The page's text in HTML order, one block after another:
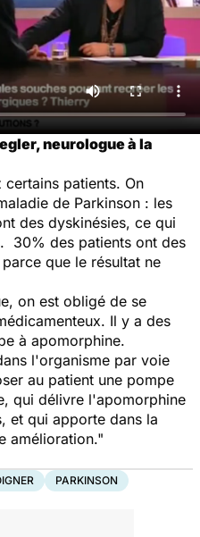
neurologue à la
patients. On
de Parkinson : les
des dyskinésies, ce qui
30% des patients ont des
que le résultat ne
on est obligé de se
Il y a des
à apomorphine.
l'organisme par voie
au patient une pompe
qui délivre l'apomorphine
et qui apporte dans la
amélioration."
PARKINSON